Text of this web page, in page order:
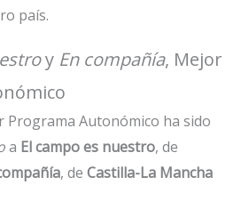
país.
y En compañía, Mejor
Programa Autonómico ha sido
a El campo es nuestro, de
, de Castilla-La Mancha